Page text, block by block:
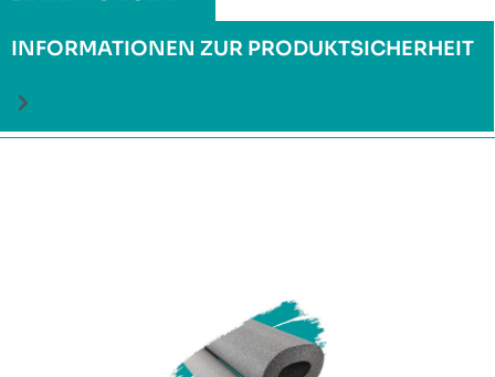
INFORMATIONEN ZUR PRODUKTSICHERHEIT